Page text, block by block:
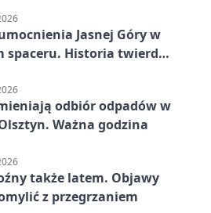
Jasnej Góry w
spaceru. Historia twierdzy
odbiór odpadów w
Ważna godzina
także latem. Objawy
z przegrzaniem